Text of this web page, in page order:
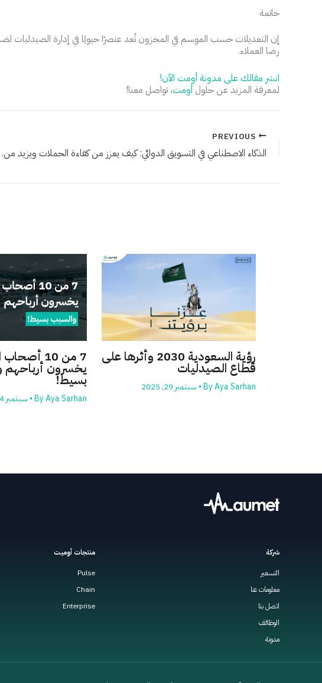
خاتمة
إن التعديلات حسب الموسم في المخزون تُعد عنصرًا حيويًا في إدارة الصيدليات
رضا العملاء.
انشر مقالك على مدونة أومت الآن!
لمعرفة المزيد عن حلول أومت، تواصل معنا!
الذكاء الاصطناعي في
رؤية السعودية 2030 وأثرها على
قطاع الصيدليات
ByAya Sarhan
• سبتمبر 29, 2025
7 من 10
يخسرون أرباحهم
بسيط!
ByAya Sarhan
• سبتمبر 24, 2025
شركة
التسعير
معلومات عنا
اتصل بنا
الوظائف
مدونة
منتجات أوميت
Pulse
Chain
Enterprise